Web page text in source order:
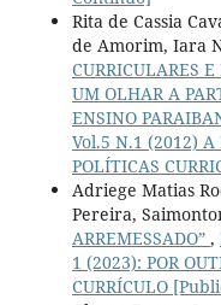
Rita de Cassia
de Amorim, Iara
CURRICULARES E
UM OLHAR A
ENSINO
Vol.5 N.1 (2012) A
POLÍTICAS
Adriege Matias
Pereira,
ARREMESSADO” ,
1 (2023): POR
CURRÍCULO